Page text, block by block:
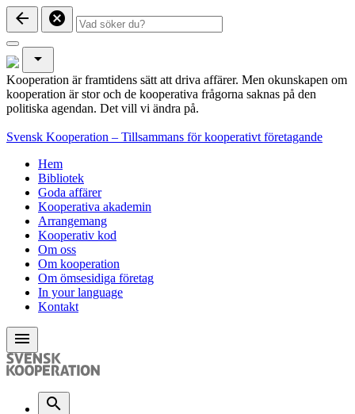
arrow_back cancel
arrow_drop_down
Kooperation är framtidens sätt att driva affärer. Men okunskapen om
kooperation är stor och de kooperativa frågorna saknas på den
politiska agendan. Det vill vi ändra på.
Svensk Kooperation – Tillsammans för kooperativt företagande
Hem
Bibliotek
Goda affärer
Kooperativa akademin
Arrangemang
Kooperativ kod
Om oss
Om kooperation
Om ömsesidiga företag
In your language
Kontakt
menu
search